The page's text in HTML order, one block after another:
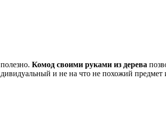
Комод своими руками из дерева
и не на что не похожий